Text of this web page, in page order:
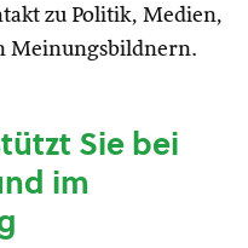
zu Politik, Medien,
Meinungsbildnern.
Sie bei
im